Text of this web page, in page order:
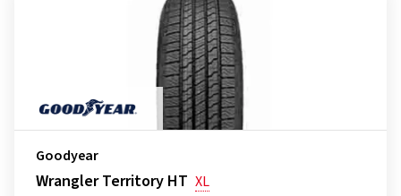
Goodyear
Wrangler Territory HT XL